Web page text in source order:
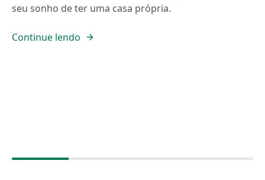
seu sonho de ter uma casa própria.
Continue lendo